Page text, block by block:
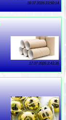
18 07 2026 23:50:14
17 07 2026 2:43:36